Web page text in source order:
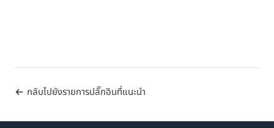
กลับไปยังรายการปลั๊กอินที่แนะนำ